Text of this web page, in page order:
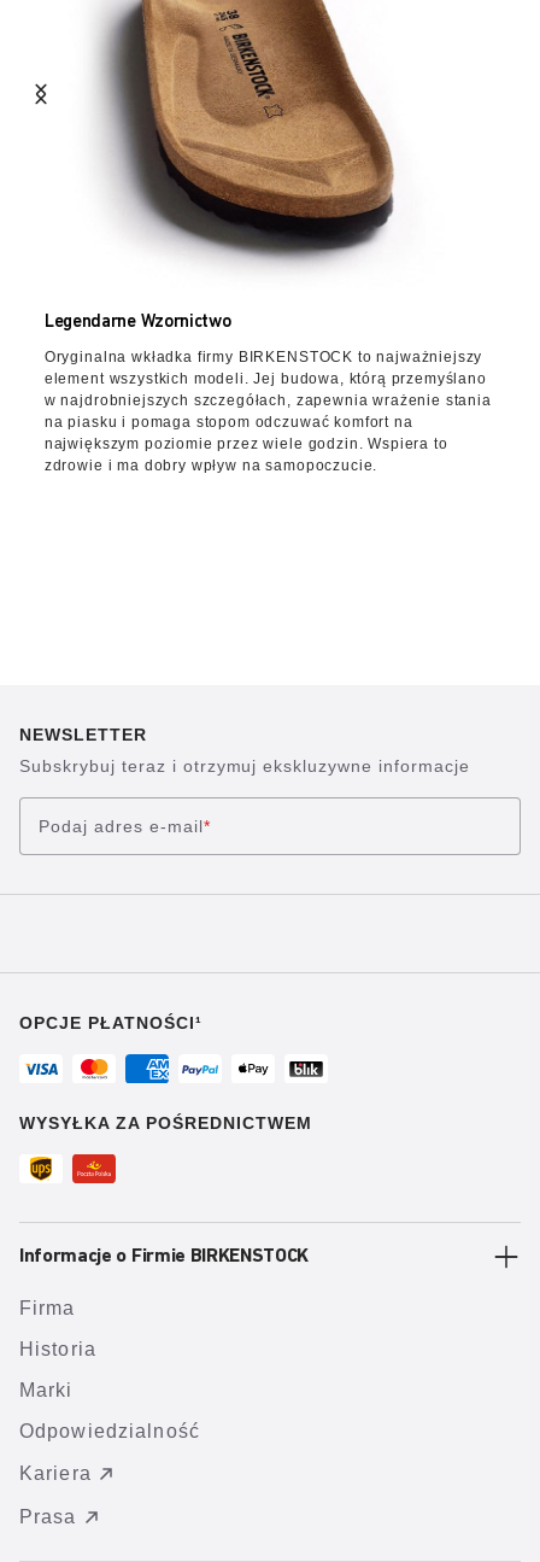
Legendarne Wzornictwo
Oryginalna wkładka firmy BIRKENSTOCK to najważniejszy
element wszystkich modeli. Jej budowa, którą przemyślano
w najdrobniejszych szczegółach, zapewnia wrażenie stania
na piasku i pomaga stopom odczuwać komfort na
największym poziomie przez wiele godzin. Wspiera to
zdrowie i ma dobry wpływ na samopoczucie.
NEWSLETTER
Subskrybuj teraz i otrzymuj ekskluzywne informacje
Podaj adres e-mail*
OPCJE PŁATNOŚCI¹
WYSYŁKA ZA POŚREDNICTWEM
Informacje o Firmie BIRKENSTOCK
Firma
Historia
Marki
Odpowiedzialność
Kariera
Prasa